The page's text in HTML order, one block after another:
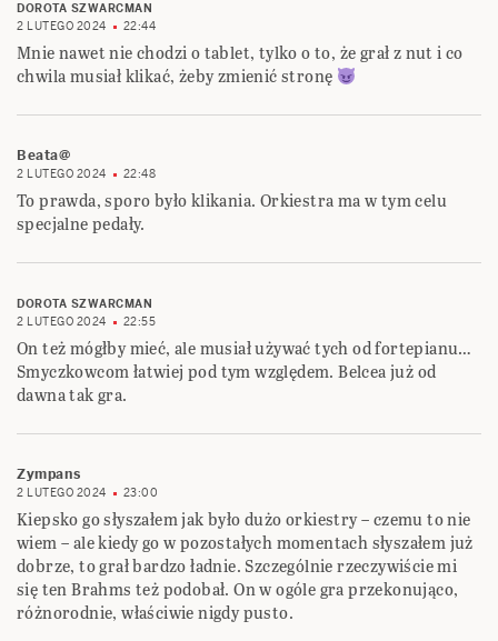
DOROTA SZWARCMAN
2 LUTEGO 2024
22:44
Mnie nawet nie chodzi o tablet, tylko o to, że grał z nut i co
chwila musiał klikać, żeby zmienić stronę
Beata@
2 LUTEGO 2024 22:48
To prawda, sporo było klikania. Orkiestra ma w tym celu
specjalne pedały.
DOROTA SZWARCMAN
2 LUTEGO 2024
22:55
On też mógłby mieć, ale musiał używać tych od fortepianu…
Smyczkowcom łatwiej pod tym względem. Belcea już od
dawna tak gra.
Zympans
2 LUTEGO 2024 23:00
Kiepsko go słyszałem jak było dużo orkiestry – czemu to nie
wiem – ale kiedy go w pozostałych momentach słyszałem już
dobrze, to grał bardzo ładnie. Szczególnie rzeczywiście mi
się ten Brahms też podobał. On w ogóle gra przekonująco,
różnorodnie, właściwie nigdy pusto.